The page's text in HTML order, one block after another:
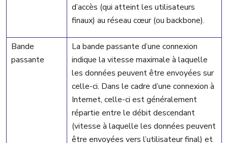
d’accès (qui atteint les utilisateurs
finaux) au réseau cœur (ou backbone).
Bande
passante
La bande passante d’une connexion
indique la vitesse maximale à laquelle
les données peuvent être envoyées sur
celle-ci. Dans le cadre d’une connexion à
Internet, celle-ci est généralement
répartie entre le débit descendant
(vitesse à laquelle les données peuvent
être envoyées vers l’utilisateur final) et